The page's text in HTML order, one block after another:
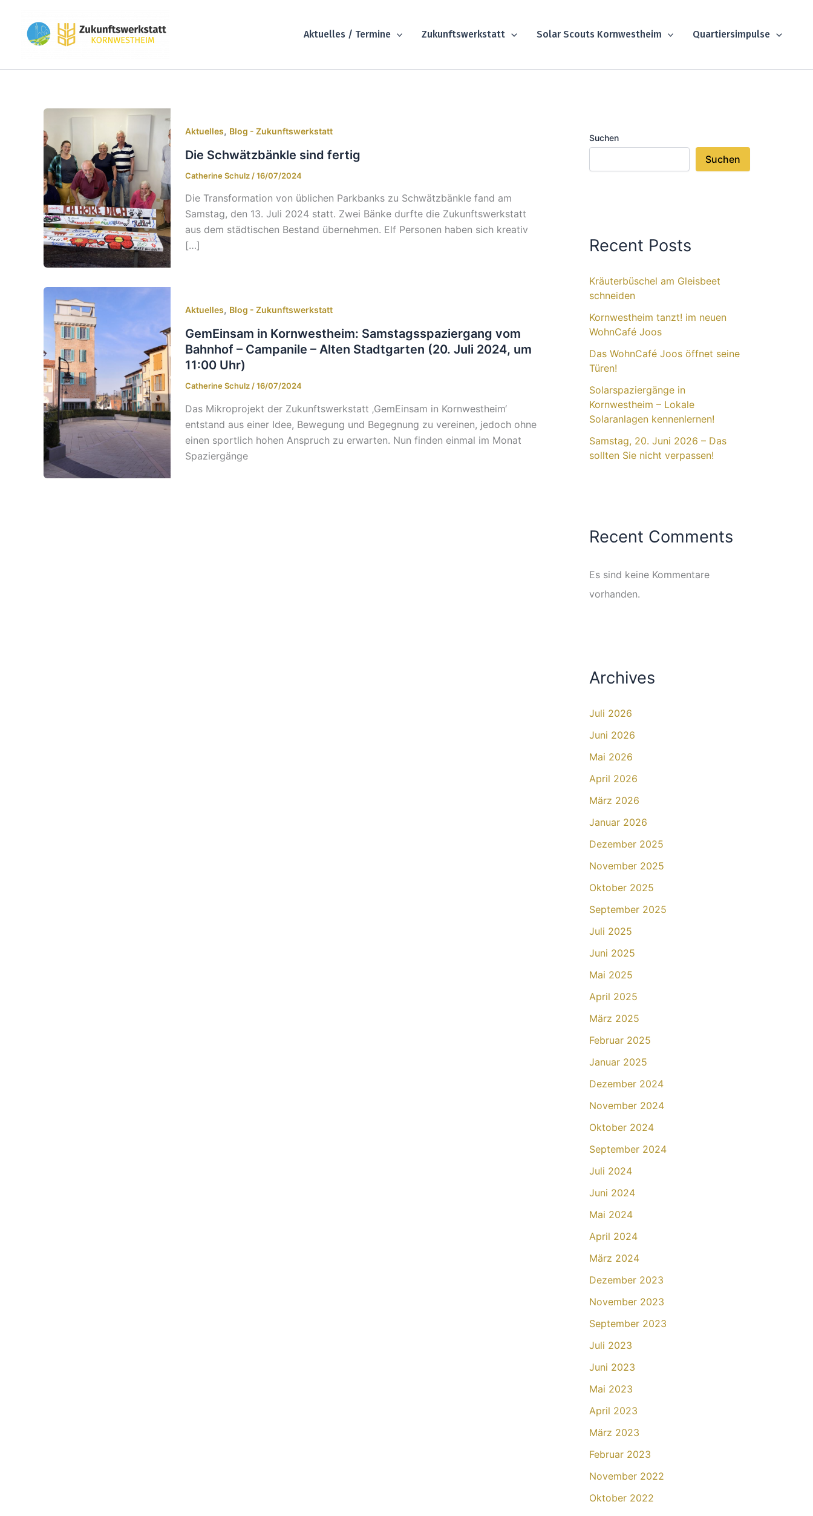
springen
Aktuelles / Termine Zukunftswerkstatt Solar Scouts Kornwestheim Quartiersimpulse
Aktuelles, Blog - Zukunftswerkstatt
Die Schwätzbänkle sind fertig
Catherine Schulz /16/07/2024
Die Transformation von üblichen Parkbanks zu Schwätzbänkle fand am
Samstag, den 13. Juli 2024 statt. Zwei Bänke durfte die Zukunftswerkstatt
aus dem städtischen Bestand übernehmen. Elf Personen haben sich kreativ
[…]
Aktuelles, Blog - Zukunftswerkstatt
GemEinsam in Kornwestheim: Samstagsspaziergang vom
Bahnhof – Campanile – Alten Stadtgarten (20. Juli 2024, um
11:00 Uhr)
Catherine Schulz /16/07/2024
Das Mikroprojekt der Zukunftswerkstatt ‚GemEinsam in Kornwestheim‘
entstand aus einer Idee, Bewegung und Begegnung zu vereinen, jedoch ohne
einen sportlich hohen Anspruch zu erwarten. Nun finden einmal im Monat
Spaziergänge
Suchen
Suchen
Recent Posts
Kräuterbüschel am Gleisbeet
schneiden
Kornwestheim tanzt! im neuen
WohnCafé Joos
Das WohnCafé Joos öffnet seine
Türen!
Solarspaziergänge in
Kornwestheim – Lokale
Solaranlagen kennenlernen!
Samstag, 20. Juni 2026 – Das
sollten Sie nicht verpassen!
Recent Comments
Es sind keine Kommentare
vorhanden.
Archives
Juli 2026
Juni 2026
Mai 2026
April 2026
März 2026
Januar 2026
Dezember 2025
November 2025
Oktober 2025
September 2025
Juli 2025
Juni 2025
Mai 2025
April 2025
März 2025
Februar 2025
Januar 2025
Dezember 2024
November 2024
Oktober 2024
September 2024
Juli 2024
Juni 2024
Mai 2024
April 2024
März 2024
Dezember 2023
November 2023
September 2023
Juli 2023
Juni 2023
Mai 2023
April 2023
März 2023
Februar 2023
November 2022
Oktober 2022